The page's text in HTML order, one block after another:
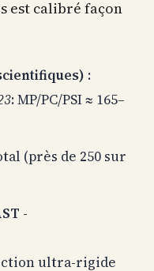
est calibré façon
:
: MP/PC/PSI ≈ 165–
(près de 250 sur
-
ultra-rigide